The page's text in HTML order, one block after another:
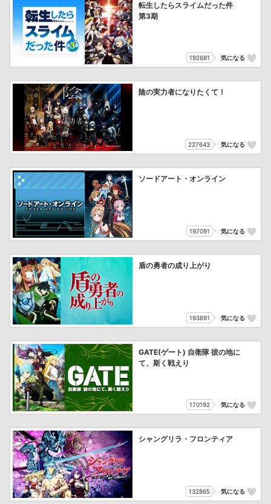
転生したらスライムだった件
第3期
192691 気になる
陰の実力者になりたくて！
227643 気になる
ソードアート・オンライン
197091 気になる
盾の勇者の成り上がり
193891 気になる
GATE(ゲート) 自衛隊 彼の地に
て、斯く戦えり
170192 気になる
シャングリラ・フロンティア
132865 気になる